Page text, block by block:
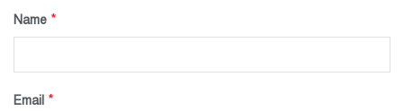
Name *
Email *